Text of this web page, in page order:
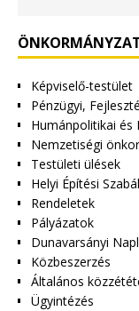
Képviselő-testület
Pénzügyi,
Humánpolitikai
Nemzetiségi
Testületi ülések
Helyi Építési
Rendeletek
Pályázatok
Dunavarsányi
Közbeszerzés
Általános
Ügyintézés